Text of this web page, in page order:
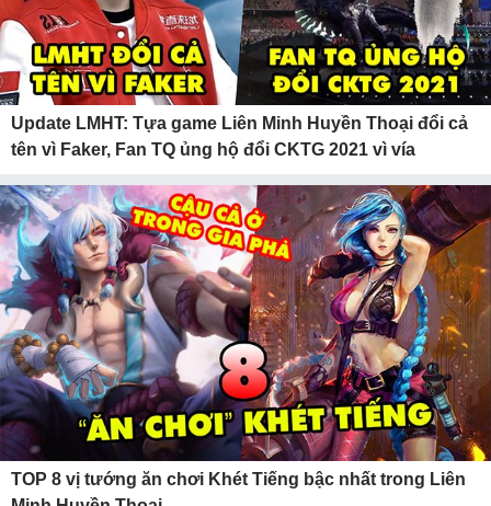
Update LMHT: Tựa game Liên Minh Huyền Thoại đổi cả
tên vì Faker, Fan TQ ủng hộ đổi CKTG 2021 vì vía
TOP 8 vị tướng ăn chơi Khét Tiếng bậc nhất trong Liên